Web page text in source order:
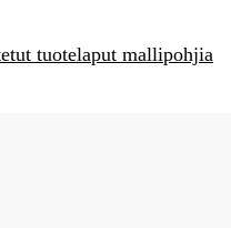
tuotelaput mallipohjia